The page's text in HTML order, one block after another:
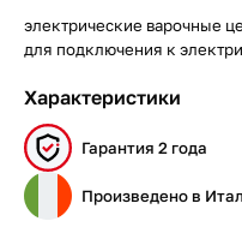
электрические варочные
для подключения к
Характеристики
Гарантия 2 года
Произведено в